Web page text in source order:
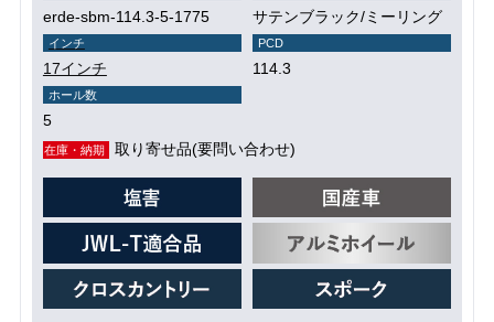
erde-sbm-114.3-5-1775 サテンブラック/ミーリング
インチ
17インチ
PCD
114.3
ホール数
5
在庫・納期 取り寄せ品(要問い合わせ)